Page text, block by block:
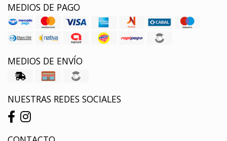
MEDIOS DE PAGO
MEDIOS DE ENVÍO
NUESTRAS REDES SOCIALES